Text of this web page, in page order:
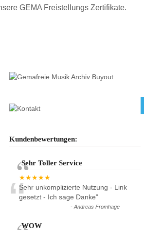
GEMA Freistellungs Zertifikate.
Kundenbewertungen:
Sehr Toller Service
★★★★★
“Sehr unkomplizierte Nutzung - Link
gesetzt - Ich sage Danke”
- Andreas Fromhage
WOW